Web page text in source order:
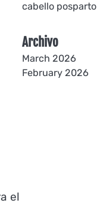
el
cabello posparto
Archivo
March 2026
February 2026